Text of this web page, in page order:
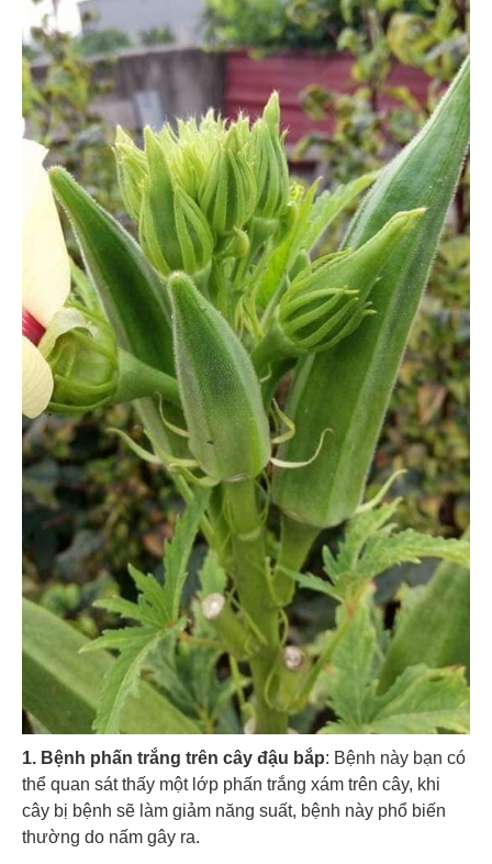
1. Bệnh phấn trắng trên cây đậu bắp: Bệnh này bạn có
thể quan sát thấy một lớp phấn trắng xám trên cây, khi
cây bị bệnh sẽ làm giảm năng suất, bệnh này phổ biến
thường do nấm gây ra.